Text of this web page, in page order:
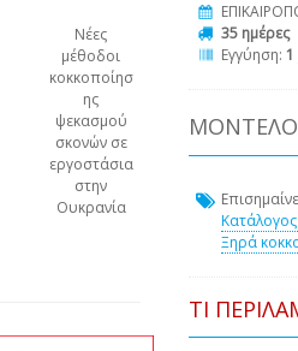
Νέες
μέθοδοι
κοκκοποίησ
ης
ψεκασμού
σκονών σε
εργοστάσια
στην
Ουκρανία
35 ημέρες
Εγγύηση: 1
Ξηρά
ΤΙ